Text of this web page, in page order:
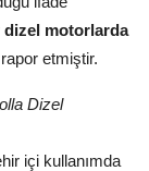
dizel motorlarda
etmiştir.
Dizel
içi kullanımda